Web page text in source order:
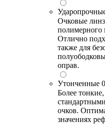
Очковые
полимерного
Отлично
также для
оправ.
Утонченные
Более
очков.
значениях